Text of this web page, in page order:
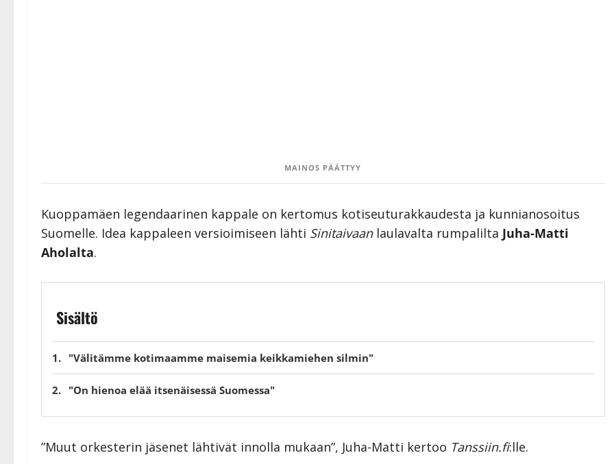
MAINOS PÄÄTTYY
Kuoppamäen legendaarinen kappale on kertomus kotiseuturakkaudesta ja kunnianosoitus
Suomelle. Idea kappaleen versioimiseen lähti Sinitaivaanlaulavalta rumpalilta Juha-Matti
Aholalta.
Sisältö
"Välitämme kotimaamme maisemia keikkamiehen silmin"
"On hienoa elää itsenäisessä Suomessa"
”Muut orkesterin jäsenet lähtivät innolla mukaan”, Juha-Matti kertoo Tanssiin.fi:lle.